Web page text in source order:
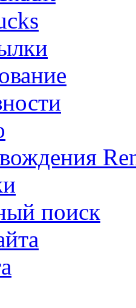
поиск